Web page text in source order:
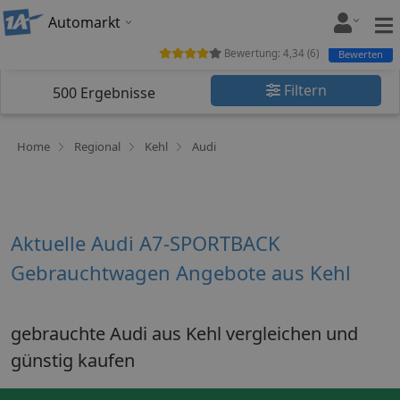
Automarkt
500 Ergebnisse Filtern
Home Regional Kehl Audi
Bewertung: 4,34 (6) Bewerten
Aktuelle Audi A7-SPORTBACK
Gebrauchtwagen Angebote aus Kehl
gebrauchte Audi aus Kehl vergleichen und
günstig kaufen